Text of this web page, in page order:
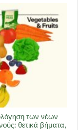
των νέων
θετικά βήματα,